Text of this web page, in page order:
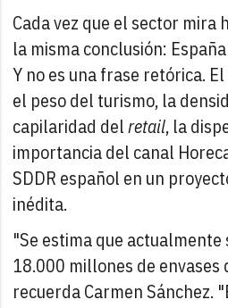
Cada vez que el sector mira
la misma conclusión:
Y no es una frase retórica.
el peso del turismo, la
capilaridad delretail, la
importancia del canal
SDDR español en un
inédita.
"Se estima que
18.000 millones de envases
recuerda Carmen Sánchez.